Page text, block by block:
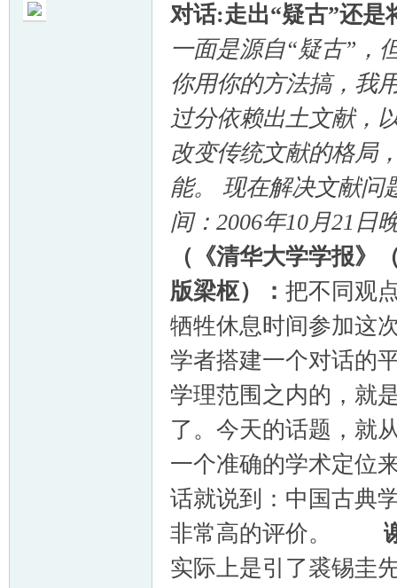
对话:走出“疑古”还是
一面是源自“疑古”，
你用你的方法搞，我
过分依赖出土文献，
改变传统文献的格局
能。 现在解决文献
间：2006年10月21
（《清华大学学报》
版梁枢）： 把不同观
牺牲休息时间参加这
学者搭建一个对话的
学理范围之内的，就
了。今天的话题，就
一个准确的学术定位
话就说到：中国古典
非常高的评价。
实际上是引了裘锡圭